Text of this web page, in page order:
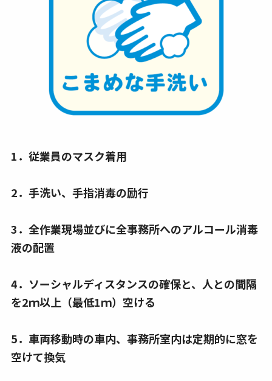
1．従業員のマスク着用
2．手洗い、手指消毒の励行
3．全作業現場並びに全事務所へのアルコール消毒
液の配置
4．ソーシャルディスタンスの確保と、人との間隔
を2ｍ以上（最低1ｍ）空ける
5．車両移動時の車内、事務所室内は定期的に窓を
空けて換気